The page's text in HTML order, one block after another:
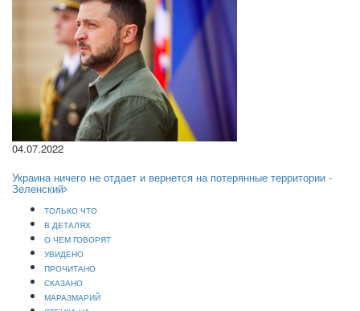
04.07.2022
Украина ничего не отдает и вернется на потерянные территории -
Зеленский
ТОЛЬКО ЧТО
В ДЕТАЛЯХ
О ЧЕМ ГОВОРЯТ
УВИДЕНО
ПРОЧИТАНО
СКАЗАНО
МАРАЗМАРИЙ